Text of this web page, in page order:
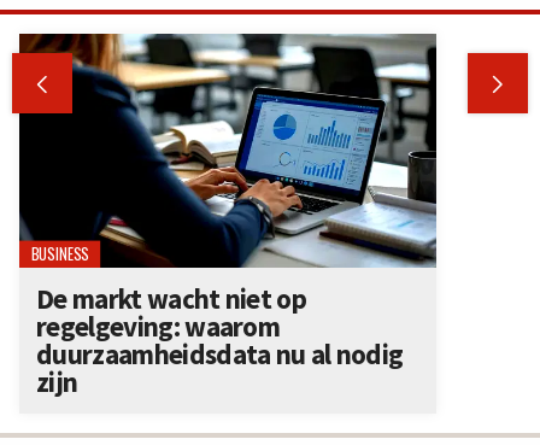
 
BUSINESS
De markt wacht niet op
regelgeving: waarom
duurzaamheidsdata nu al nodig
zijn